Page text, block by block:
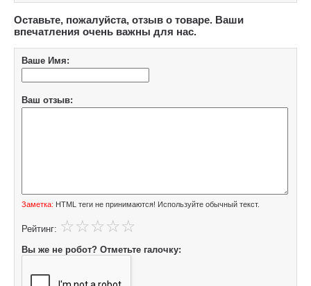
Оставьте, пожалуйста, отзыв о товаре. Ваши
впечатления очень важны для нас.
Ваше Имя:
Ваш отзыв:
Заметка: HTML теги не принимаются! Используйте обычный текст.
Рейтинг:
Вы же не робот? Отметьте галочку: